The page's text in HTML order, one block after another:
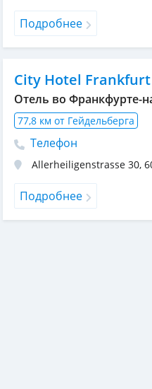
Подробнее
City Hotel Frankfurt
Отель во Франкфурте-
77,8 км от Гейдельберга
Телефон
Allerheiligenstrasse 30,
Подробнее